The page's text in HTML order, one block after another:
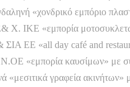
«χονδρικό εμπόριο
Χ. ΙΚΕ «εμπορία
ΕΕ «all day café and
«εμπορία καυσίμων» με
«μεσιτικά γραφεία